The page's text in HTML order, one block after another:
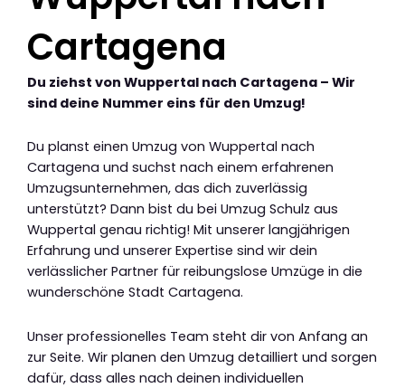
Cartagena
Du ziehst von Wuppertal nach Cartagena – Wir
sind deine Nummer eins für den Umzug!
Du planst einen Umzug von Wuppertal nach
Cartagena und suchst nach einem erfahrenen
Umzugsunternehmen, das dich zuverlässig
unterstützt? Dann bist du bei Umzug Schulz aus
Wuppertal genau richtig! Mit unserer langjährigen
Erfahrung und unserer Expertise sind wir dein
verlässlicher Partner für reibungslose Umzüge in die
wunderschöne Stadt Cartagena.
Unser professionelles Team steht dir von Anfang an
zur Seite. Wir planen den Umzug detailliert und sorgen
dafür, dass alles nach deinen individuellen